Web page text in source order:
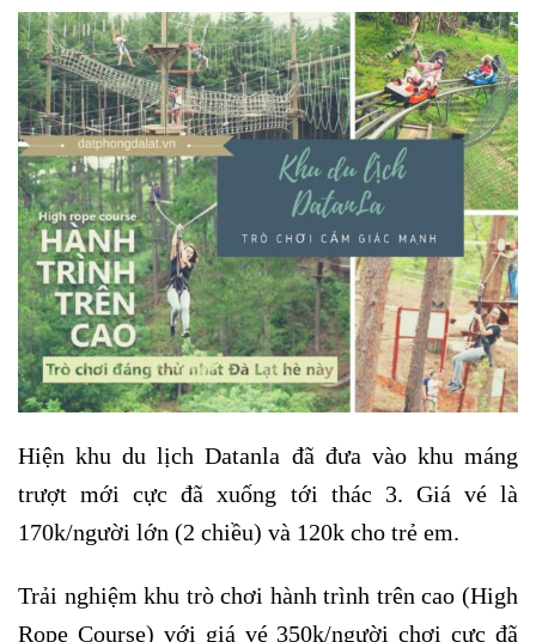
Hiện khu du lịch Datanla đã đưa vào khu máng
trượt mới cực đã xuống tới thác 3. Giá vé là
170k/người lớn (2 chiều) và 120k cho trẻ em.
Trải nghiệm khu trò chơi hành trình trên cao (High
Rope Course) với giá vé 350k/người chơi cực đã